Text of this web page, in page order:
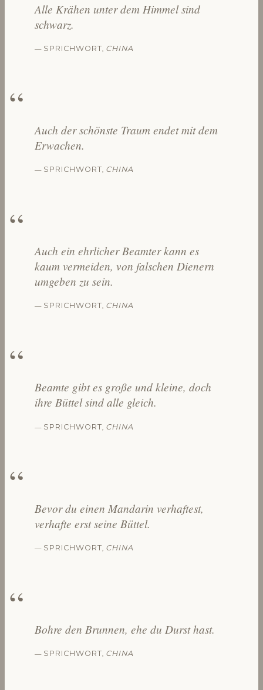
Alle Krähen unter dem Himmel sind
schwarz.
— SPRICHWORT CHINA
Auch der schönste Traum endet mit dem
Erwachen.
— SPRICHWORT CHINA
Auch ein ehrlicher Beamter kann es
kaum vermeiden, von falschen Dienern
umgeben zu sein.
— SPRICHWORT CHINA
Beamte gibt es große und kleine, doch
ihre Büttel sind alle gleich.
— SPRICHWORT CHINA
Bevor du einen Mandarin verhaftest,
verhafte erst seine Büttel.
— SPRICHWORT CHINA
Bohre den Brunnen, ehe du Durst hast.
— SPRICHWORT CHINA